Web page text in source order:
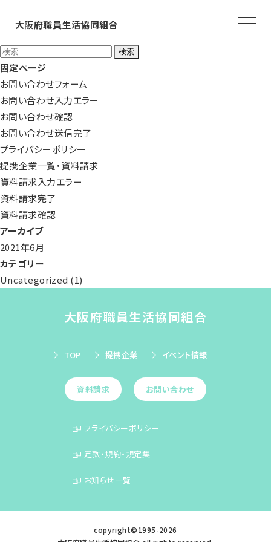
大阪府職員生活協同組合
検
索:
固定ページ
お問い合わせフォーム
お問い合わせ入力エラー
お問い合わせ確認
お問い合わせ送信完了
プライバシーポリシー
提携企業一覧・資料請求
資料請求入力エラー
資料請求完了
資料請求確認
アーカイブ
2021年6月
カテゴリー
Uncategorized (1)
大阪府職員生活協同組合
TOP 提携企業 イベント情報
資料請求 お問い合わせ
プライバシーポリシー
定款・規約・規定集
お知らせ一覧
copyright©1995-2026